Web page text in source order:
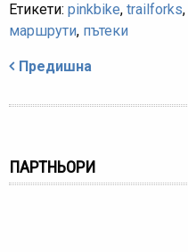
Етикети: pinkbike, trailforks,
маршрути, пътеки
Предишна
ПАРТНЬОРИ